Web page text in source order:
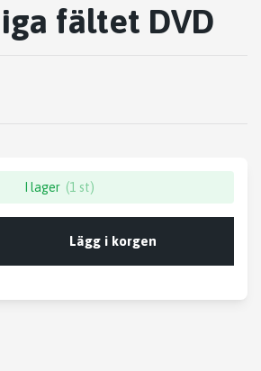
fältet DVD
I lager (1 st)
Lägg i korgen